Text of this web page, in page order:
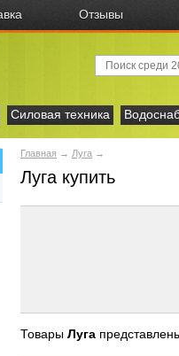
Отзывы
Силовая техника
Главная → Луга →
Луга купить
Товары Луга